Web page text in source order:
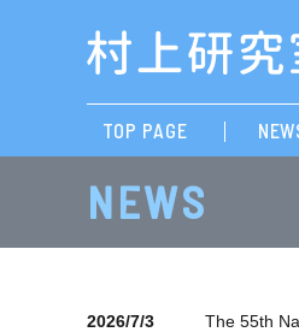
TOP PAGE
NEWS
2026/7/3 The 55th